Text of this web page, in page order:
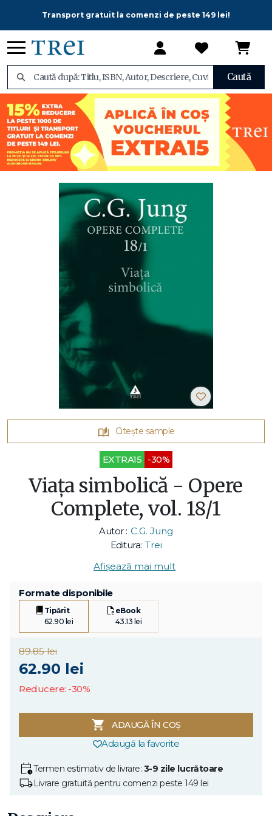
Transport gratuit la comenzi de peste 149 lei!
Caută
Citește sample
EXTRA15 -30%
Viaţa simbolică - Opere
Complete, vol. 18/1
Autor : C.G. Jung
Editura: Trei
Afișează mai mult
Formate disponibile
Tipărit
62.90 lei
eBook
43.13 lei
89.85 lei
62.90 lei
Reducere: -30%
ADAUGĂ ÎN COȘ
Adaugă la favorite
Termen estimativ de livrare: 3-9 zile lucrătoare
Livrare gratuită pentru comenzi peste 149 lei